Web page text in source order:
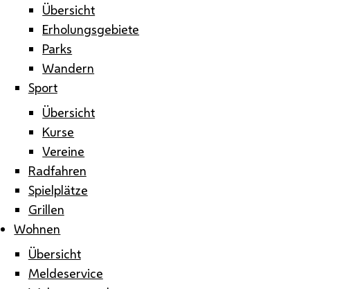
Übersicht
Erholungsgebiete
Parks
Wandern
Sport
Übersicht
Kurse
Vereine
Radfahren
Spielplätze
Grillen
Wohnen
Übersicht
Meldeservice